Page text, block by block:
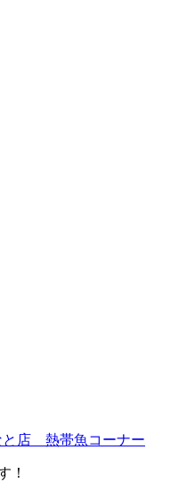
と店 熱帯魚コーナー
！